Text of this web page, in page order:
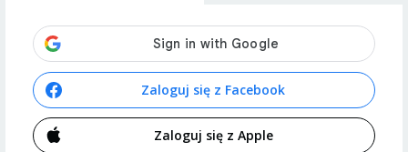
Zaloguj się z Facebook
Zaloguj się z Apple